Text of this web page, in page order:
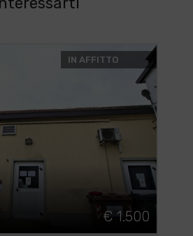
IN AFFITTO
€ 1.500